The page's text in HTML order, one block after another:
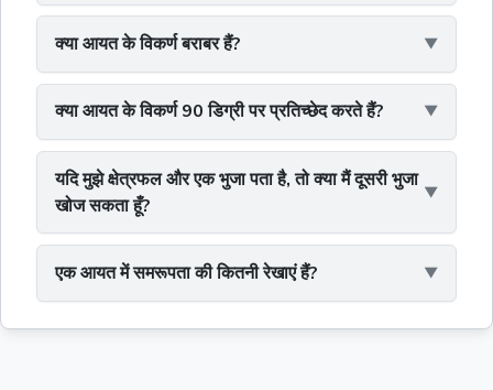
क्या आयत के विकर्ण बराबर हैं?
क्या आयत के विकर्ण 90 डिग्री पर प्रतिच्छेद करते हैं?
यदि मुझे क्षेत्रफल और एक भुजा पता है, तो क्या मैं दूसरी भुजा
खोज सकता हूँ?
एक आयत में समरूपता की कितनी रेखाएं हैं?